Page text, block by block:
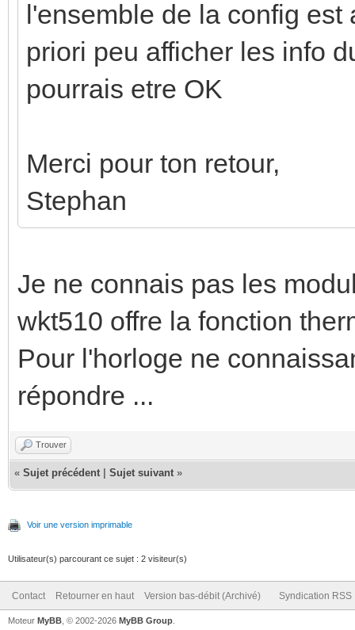
l'ensemble de la config
priori peu afficher les info
pourrais etre OK
Merci pour ton retour,
Stephan
Je ne connais pas les
wkt510 offre la fonction
Pour l'horloge ne
répondre ...
Trouver
« Sujet précédent Sujet suivant »
Voir une version imprimable
Utilisateur(s) parcourant ce sujet : 2 visiteur(s)
Contact Retourner en haut Version bas-débit (Archivé) Syndication RSS
Moteur MyBB , © 2002-2026 MyBB Group